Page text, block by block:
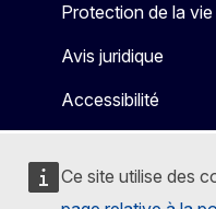
Ce site utilise des
Protection de la
Avis juridique
Accessibilité